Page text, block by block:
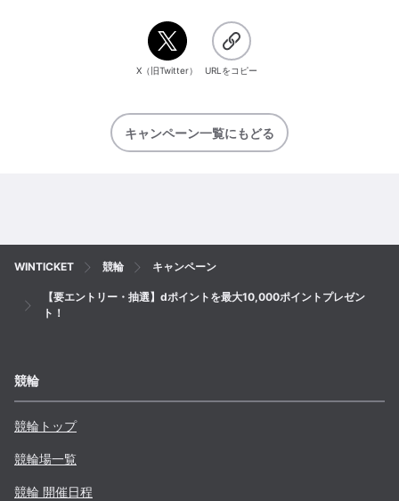
X（旧Twitter） URLをコピー
キャンペーン一覧にもどる
WINTICKET 競輪 キャンペーン
【要エントリー・抽選】dポイントを最大10,000ポイントプレゼン
ト！
競輪
競輪トップ
競輪場一覧
競輪 開催日程